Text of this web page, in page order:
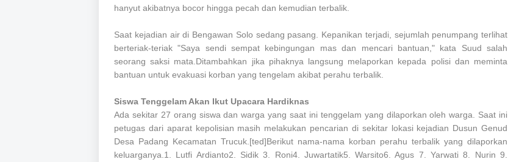
hanyut akibatnya bocor hingga pecah dan kemudian terbalik.
Saat kejadian air di Bengawan Solo sedang pasang. Kepanikan terjadi, sejumlah penumpang terlihat
berteriak-teriak "Saya sendi sempat kebingungan mas dan mencari bantuan," kata Suud salah
seorang saksi mata.Ditambahkan jika pihaknya langsung melaporkan kepada polisi dan meminta
bantuan untuk evakuasi korban yang tengelam akibat perahu terbalik.
Siswa Tenggelam Akan Ikut Upacara Hardiknas
Ada sekitar 27 orang siswa dan warga yang saat ini tenggelam yang dilaporkan oleh warga. Saat ini
petugas dari aparat kepolisian masih melakukan pencarian di sekitar lokasi kejadian Dusun Genud
Desa Padang Kecamatan Trucuk.[ted]Berikut nama-nama korban perahu terbalik yang dilaporkan
keluarganya.1. Lutfi Ardianto2. Sidik 3. Roni4. Juwartatik5. Warsito6. Agus 7. Yarwati 8. Nurin 9.